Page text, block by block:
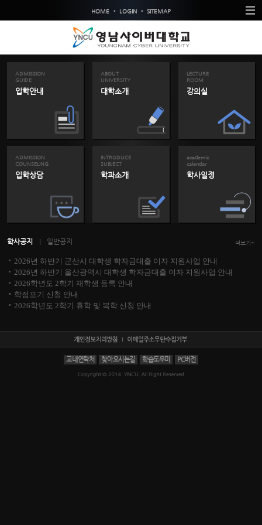
HOME • LOGIN • SITEMAP
ADMISSION
GUIDE
입학안내
ABOUT
UNIVERSITY
대학소개
LECTURE
ROOM
강의실
ADMISSION
COUNSELING
입학상담
INTRODUCE
SUBJECT
학과소개
academic
calendar
학사일정
학사공지 일반공지 더보기+
2026년 하반기 군산시 대학생 학자금대출 이자 지원사업 안내
2026년 하반기 울산광역시 대학생 학자금대출 이자 지원사업 안내
2026학년도 2학기 재학생 등록 안내
학점포기 신청 안내
2026학년도 2학기 휴학 및 복학 신청 안내
교내연락처 찾아오시는길 학습도우미 PC버전